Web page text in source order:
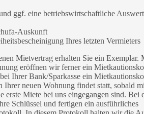
ggf. eine betriebswirtschaftliche
Auskunft
Ihres letzten Vermieters
Mietvertrag erhalten Sie ein Exemplar.
eröffnen wir ferner ein
Ihrer Bank/Sparkasse ein
neuen Wohnung findet statt, sobald
erste Miete bei uns eingegangen sind. Bei
Schlüssel und fertigen ein ausführliches